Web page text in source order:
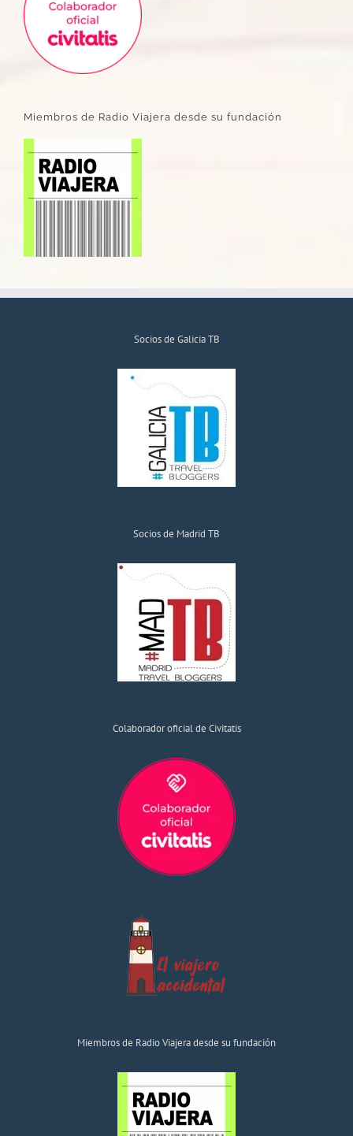
Miembros de Radio Viajera desde su fundación
Socios de Galicia TB
Socios de Madrid TB
Colaborador oficial de Civitatis
Miembros de Radio Viajera desde su fundación